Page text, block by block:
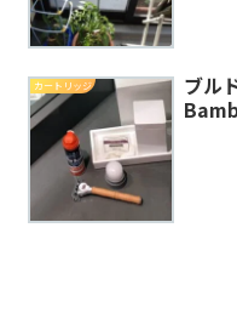
カートリッジ
ブル